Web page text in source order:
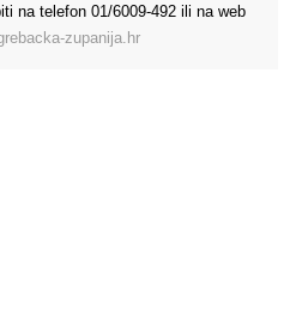
na telefon 01/6009-492 ili na web
zupanija.hr